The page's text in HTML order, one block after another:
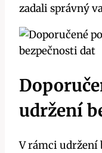
zadali správný
udržení
V rámci udržení